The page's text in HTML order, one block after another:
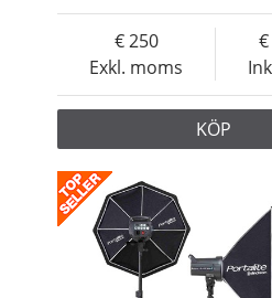
Exkl. moms
250
KÖP